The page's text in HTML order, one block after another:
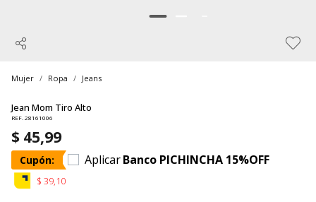
Mujer Ropa Jeans
Jean Mom Tiro Alto
REF. 28161006
$ 45,99
Cupón: AplicarBanco PICHINCHA 15%OFF
$ 39,10